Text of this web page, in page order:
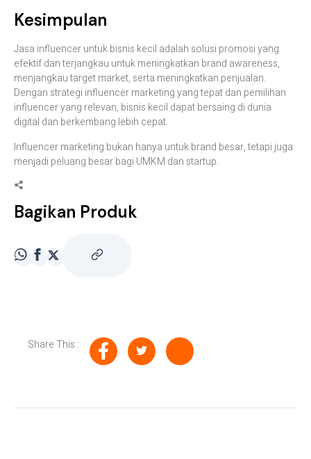
Kesimpulan
Jasa influencer untuk bisnis kecil adalah solusi promosi yang
efektif dan terjangkau untuk meningkatkan brand awareness,
menjangkau target market, serta meningkatkan penjualan.
Dengan strategi influencer marketing yang tepat dan pemilihan
influencer yang relevan, bisnis kecil dapat bersaing di dunia
digital dan berkembang lebih cepat.
Influencer marketing bukan hanya untuk brand besar, tetapi juga
menjadi peluang besar bagi UMKM dan startup.
Bagikan Produk
Share This :